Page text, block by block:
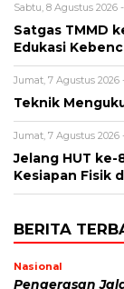
Sabtu, 8 Agustus 2026 -
Satgas TMMD
Edukasi
Jumat, 7 Agustus 2026 -
Teknik
Jumat, 7 Agustus 2026 -
Jelang HUT ke-
Kesiapan Fisik
BERITA
Nasional
Pengerasan